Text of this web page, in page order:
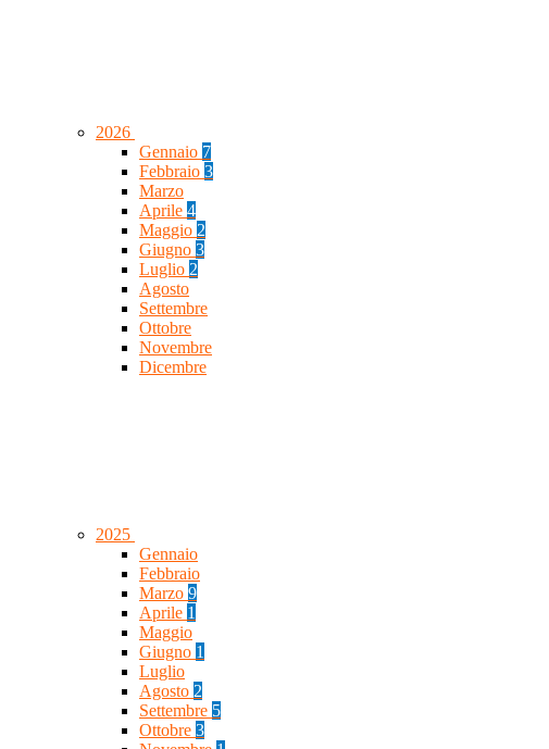
2026
Gennaio 7
Febbraio 3
Marzo
Aprile 4
Maggio 2
Giugno 3
Luglio 2
Agosto
Settembre
Ottobre
Novembre
Dicembre
2025
Gennaio
Febbraio
Marzo 9
Aprile 1
Maggio
Giugno 1
Luglio
Agosto 2
Settembre 5
Ottobre 3